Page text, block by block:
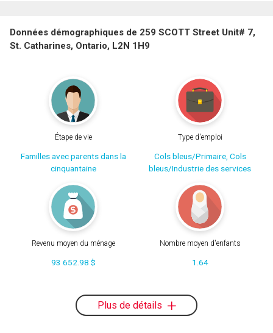
Données démographiques de 259 SCOTT Street Unit# 7,
St. Catharines, Ontario, L2N 1H9
Étape de vie
Familles avec parents dans la
cinquantaine
Type d'emploi
Cols bleus/Primaire, Cols
bleus/Industrie des services
Revenu moyen du ménage
93 652.98 $
Nombre moyen d'enfants
1.64
Plus de détails